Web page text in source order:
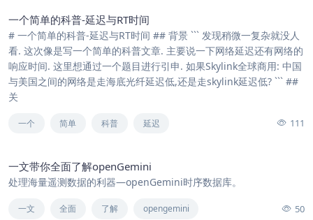
一个简单的科普-延迟与RT时间
# 一个简单的科普-延迟与RT时间 ## 背景 ``` 发现稍微一复杂就没人
看. 这次像是写一个简单的科普文章. 主要说一下网络延迟还有网络的
响应时间. 这里想通过一个题目进行引申. 如果Skylink全球商用: 中国
与美国之间的网络是走海底光纤延迟低,还是走skylink延迟低? ``` ##
关
一个 简单 科普 延迟 111
一文带你全面了解openGemini
处理海量遥测数据的利器—openGemini时序数据库。
一文 全面 了解 opengemini 50